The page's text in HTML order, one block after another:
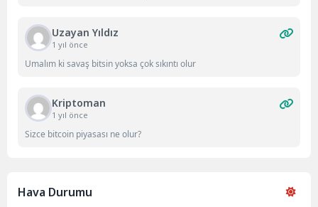
Uzayan Yıldız
1 yıl önce
Umalım ki savaş bitsin yoksa çok sıkıntı olur
Kriptoman
1 yıl önce
Sizce bitcoin piyasası ne olur?
Hava Durumu